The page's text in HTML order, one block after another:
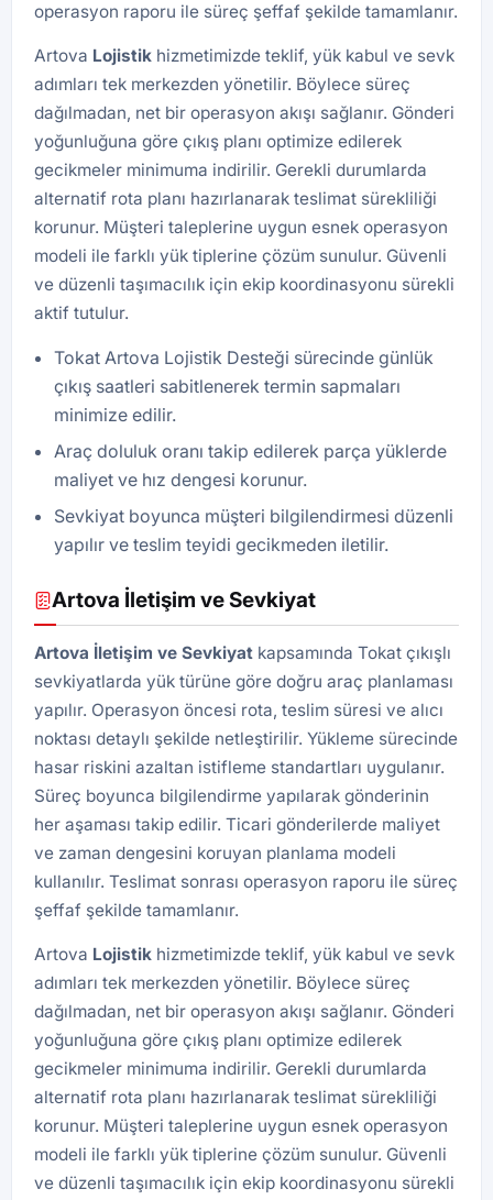
operasyon raporu ile süreç şeffaf şekilde tamamlanır.
Artova Lojistik hizmetimizde teklif, yük kabul ve sevk
adımları tek merkezden yönetilir. Böylece süreç
dağılmadan, net bir operasyon akışı sağlanır. Gönderi
yoğunluğuna göre çıkış planı optimize edilerek
gecikmeler minimuma indirilir. Gerekli durumlarda
alternatif rota planı hazırlanarak teslimat sürekliliği
korunur. Müşteri taleplerine uygun esnek operasyon
modeli ile farklı yük tiplerine çözüm sunulur. Güvenli
ve düzenli taşımacılık için ekip koordinasyonu sürekli
aktif tutulur.
Tokat Artova Lojistik Desteği sürecinde günlük
çıkış saatleri sabitlenerek termin sapmaları
minimize edilir.
Araç doluluk oranı takip edilerek parça yüklerde
maliyet ve hız dengesi korunur.
Sevkiyat boyunca müşteri bilgilendirmesi düzenli
yapılır ve teslim teyidi gecikmeden iletilir.
Artova İletişim ve Sevkiyat
Artova İletişim ve Sevkiyat kapsamında Tokat çıkışlı
sevkiyatlarda yük türüne göre doğru araç planlaması
yapılır. Operasyon öncesi rota, teslim süresi ve alıcı
noktası detaylı şekilde netleştirilir. Yükleme sürecinde
hasar riskini azaltan istifleme standartları uygulanır.
Süreç boyunca bilgilendirme yapılarak gönderinin
her aşaması takip edilir. Ticari gönderilerde maliyet
ve zaman dengesini koruyan planlama modeli
kullanılır. Teslimat sonrası operasyon raporu ile süreç
şeffaf şekilde tamamlanır.
Artova Lojistik hizmetimizde teklif, yük kabul ve sevk
adımları tek merkezden yönetilir. Böylece süreç
dağılmadan, net bir operasyon akışı sağlanır. Gönderi
yoğunluğuna göre çıkış planı optimize edilerek
gecikmeler minimuma indirilir. Gerekli durumlarda
alternatif rota planı hazırlanarak teslimat sürekliliği
korunur. Müşteri taleplerine uygun esnek operasyon
modeli ile farklı yük tiplerine çözüm sunulur. Güvenli
ve düzenli taşımacılık için ekip koordinasyonu sürekli